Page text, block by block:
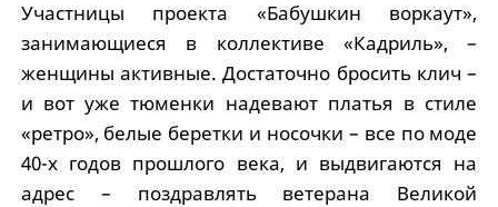
Участницы проекта «Бабушкин воркаут»,
занимающиеся в коллективе «Кадриль», –
женщины активные. Достаточно бросить клич –
и вот уже тюменки надевают платья в стиле
«ретро», белые беретки и носочки – все по моде
40-х годов прошлого века, и выдвигаются на
адрес – поздравлять ветерана Великой